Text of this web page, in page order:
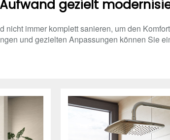
gezielt
nicht immer komplett sanieren, um den
und gezielten Anpassungen können Sie